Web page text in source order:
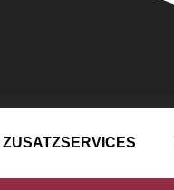
ZUSATZSERVICES